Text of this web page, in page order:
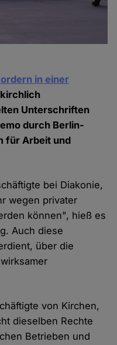
in einer
Unterschriften
durch Berlin-
für Arbeit und
bei Diakonie,
wegen privater
können", hieß es
Auch diese
über die
von Kirchen,
dieselben Rechte
Betrieben und